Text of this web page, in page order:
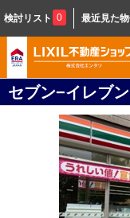
検討リスト 0 最近見た
セブン−イレブ